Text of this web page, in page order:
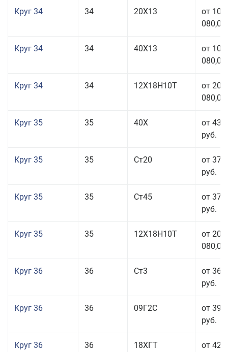
Круг 34 34 20Х13
от 101
080,00
Круг 34 34 40Х13
от 101
080,00
Круг 34 34 12Х18Н10Т
от 208
080,00
Круг 35 35 40Х
от 43
руб.
Круг 35 35 Ст20
от 37
руб.
Круг 35 35 Ст45
от 37
руб.
Круг 35 35 12Х18Н10Т
от 208
080,00
Круг 36 36 Ст3
от 36
руб.
Круг 36 36 09Г2С
от 39
руб.
Круг 36 36 18ХГТ
от 42